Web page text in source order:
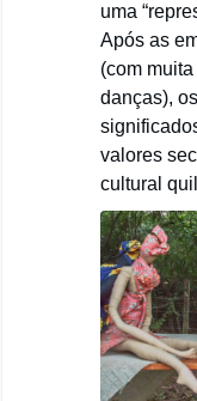
uma
Após as
(com
danças),
valores
cultural